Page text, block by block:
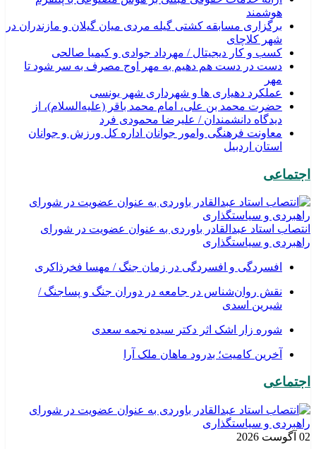
هوشمند
برگزاری مسابقه کشتی گیله مردی میان گیلان و مازندران در
شهر کلاچای
کسب و کار دیجیتال / مهرداد جوادی و کیمیا صالحی
دست در دست هم دهیم به مهر اوج مصرف به سر شود تا
مهر
عملکرد دهیاری ها و شهرداری شهر یونسی
حضرت محمد بن علی، امام محمد باقر (علیه‌السلام)، از
دیدگاه دانشمندان / علیرضا محمودی فرد
معاونت فرهنگی وامور جوانان اداره کل ورزش و جوانان
استان اردبیل
اجتماعی
انتصاب استاد عبدالقادر باوردی به عنوان عضویت در شورای
راهبردی و سیاستگذاری
افسردگی و افسردگی در زمان جنگ / مهسا فخرذاکری
نقش روان‌شناس در جامعه در دوران جنگ و پساجنگ /
شیرین اسدی
شوره زار اشک اثر دکتر سیده نجمه سعدی
​آخرین کامیت؛ بدرود ماهان ملک آرا
اجتماعی
02 آگوست 2026